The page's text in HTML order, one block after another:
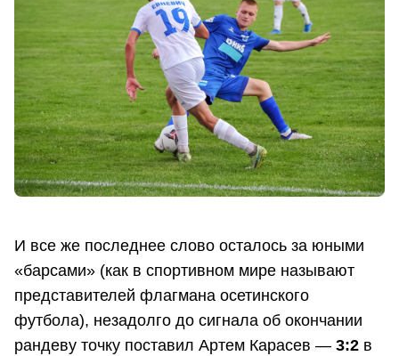
И все же последнее слово осталось за юными
«барсами» (как в спортивном мире называют
представителей флагмана осетинского
футбола), незадолго до сигнала об окончании
рандеву точку поставил Артем Карасев — 3:2 в